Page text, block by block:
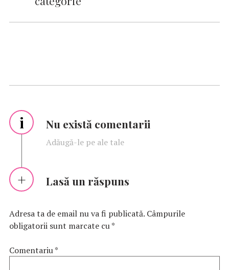
i Nu există comentarii
Adăugă-le pe ale tale
Lasă un răspuns
Adresa ta de email nu va fi publicată. Câmpurile
obligatorii sunt marcate cu*
Comentariu*